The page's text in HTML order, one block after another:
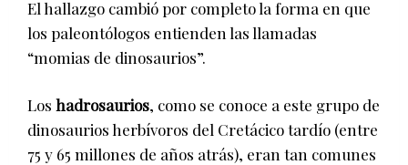
El hallazgo cambió por completo la forma en que
los paleontólogos entienden las llamadas
“momias de dinosaurios”.
Los hadrosaurios, como se conoce a este grupo de
dinosaurios herbívoros del Cretácico tardío (entre
75 y 65 millones de años atrás), eran tan comunes